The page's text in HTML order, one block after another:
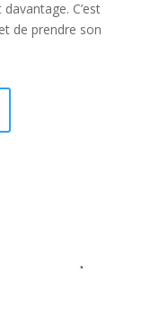
C’est
de prendre son